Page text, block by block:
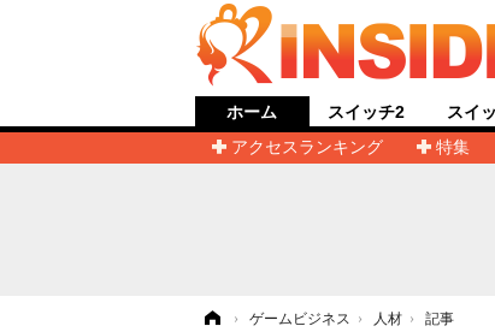
ホーム
アクセスランキング
特集
スイッチ2 スイ
› ゲームビジネス › 人材 › 記事